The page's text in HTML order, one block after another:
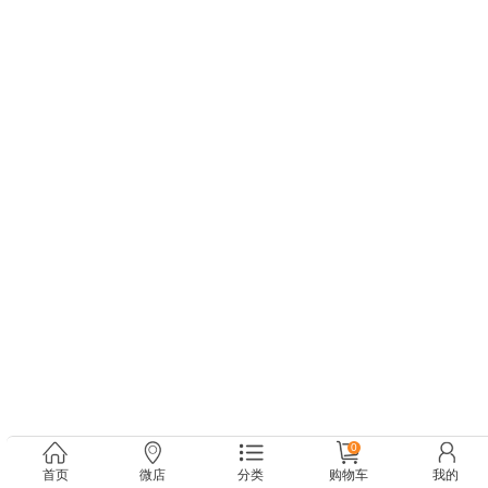
首页 微店 分类 购物车
0
我的